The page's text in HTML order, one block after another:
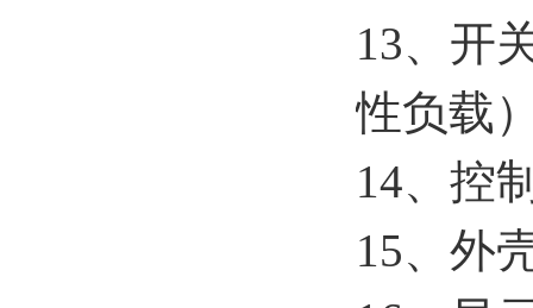
13、开
性负载
14、控
15、外